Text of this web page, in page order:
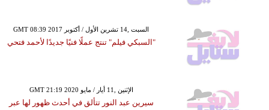
GMT 08:39 2017 السبت ,14 تشرين الأول / أكتوبر
"السبكي فيلم" تنتج عملًا فنيًا جديدًا لأحمد فتحي
GMT 21:19 2020 الإثنين ,11 أيار / مايو
سيرين عبد النور تتألق في أحدث ظهور لها عبر